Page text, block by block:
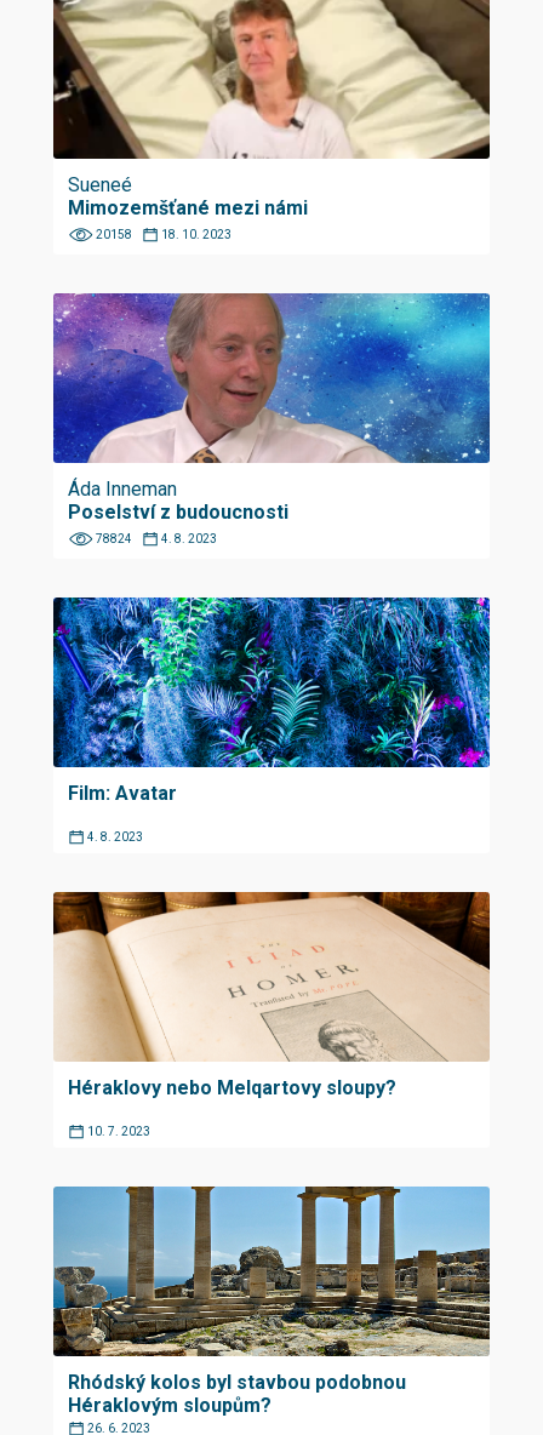
Sueneé
Mimozemšťané mezi námi
20158 18. 10. 2023
Áda Inneman
Poselství z budoucnosti
78824 4. 8. 2023
Film: Avatar
4. 8. 2023
Héraklovy nebo Melqartovy sloupy?
10. 7. 2023
Rhódský kolos byl stavbou podobnou
Héraklovým sloupům?
26. 6. 2023